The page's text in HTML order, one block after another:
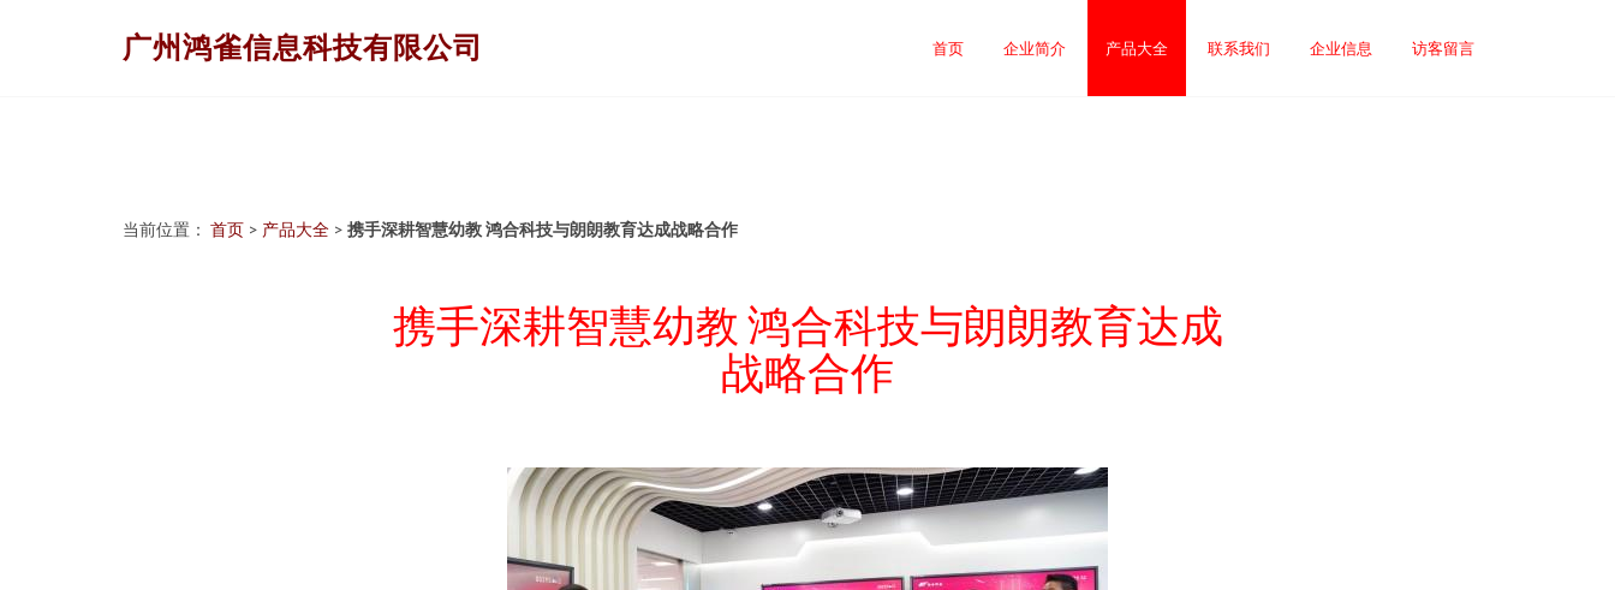
广州鸿雀信息科技有限公司 首页 企业简介 产品大全 联系我们 企业信息 访客留言
当前位置： 首页 > 产品大全 > 携手深耕智慧幼教 鸿合科技与朗朗教育达成战略合作
携手深耕智慧幼教 鸿合科技与朗朗教育达成
战略合作